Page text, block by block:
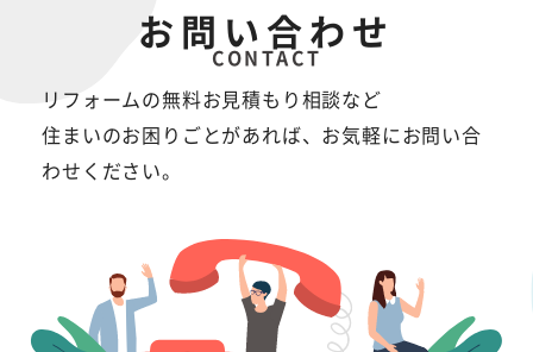
お問い合わせ
CONTACT
リフォームの無料お見積もり相談など
住まいのお困りごとがあれば、お気軽にお問い合
わせください。